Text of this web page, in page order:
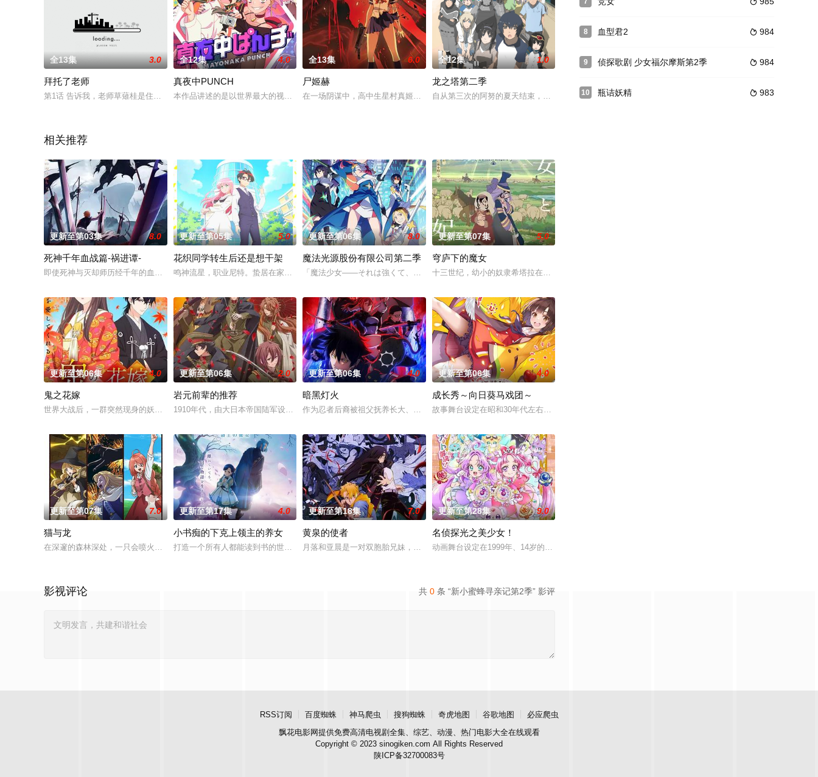
全13集 3.0
拜托了老师
第1话 告诉我，老师草薙桂是住在某个乡下的高中一年级学生，他在某个夜晚目击了一艘宇宙船
全12集 4.0
真夜中PUNCH
本作品讲述的是以世界最大的视频投稿网站“NewTube”为舞台活动的“NewTuber
全13集 6.0
尸姬赫
在一场阴谋中，高中生星村真姬娜（秋山奈奈 配音）及其全家被名为“七星”的神秘组织全数杀
全12集 1.0
龙之塔第二季
自从第三次的阿努的夏天结束，基鲁与法提娜由塔的顶峰送回起点“塔内都市”梅斯克亚，时间不
相关推荐
更新至第03集 8.0
死神千年血战篇-祸进谭-
即使死神与灭却师历经千年的血战尽头，毁灭的未来已隐约可见──王族特务·零番队迎击企图侵
更新至第05集 5.0
花织同学转生后还是想干架
鸣神流星，职业尼特。蛰居在家沉迷游戏度日，实际上却在某个不为人知的世界曾担任魔王！而此
更新至第06集 8.0
魔法光源股份有限公司第二季
「魔法少女――それは強くて、格好良くて、しなやかで。誰もが憧れて、高給取りで、人気が高
更新至第07集 5.0
穹庐下的魔女
十三世纪，幼小的奴隶希塔拉在伊朗东部城市图斯被奴隶商委托给一个学者辈出的家族进行教育。
更新至第06集 4.0
鬼之花嫁
世界大战后，一群突然现身的妖怪帮助日本复兴，他们由此站在了权力顶端。妖怪们偶尔会在人类
更新至第06集 2.0
岩元前辈的推荐
1910年代，由大日本帝国陆军设立的学校——陆军栖凤中学。这是一个为获取可用于军事的超
更新至第06集 4.0
暗黑灯火
作为忍者后裔被祖父抚养长大、拥有与动物对话能力的高中生·我妻二郎，某日在森林中遇见了受
更新至第06集 4.0
成长秀～向日葵马戏团～
故事舞台设定在昭和30年代左右的日本，正值高度经济成长期，当时马戏团作为主要娱乐形式，
更新至第07集 7.0
猫与龙
在深邃的森林深处，一只会喷火的龙，与一群能操纵魔法的猫咪一同生活着。这只在出生前便失去
更新至第17集 4.0
小书痴的下克上领主的养女
打造一个所有人都能读到书的世界成为神殿的青衣见习巫女的梅茵，和路兹、多莉以及孤儿院的孩
更新至第18集 7.0
黄泉的使者
月落和亚晨是一对双胞胎兄妹，他们在一个与世隔绝的深山小村落里出生，被称为“分隔夜与昼的
更新至第28集 9.0
名侦探光之美少女！
动画舞台设定在1999年、14岁的明智安娜从2027年穿越回1999年的真未来市、在那
共 0 条 “新小蜜蜂寻亲记第2季” 影评
影视评论
8  984
血型君2
9  984
侦探歌剧 少女福尔摩斯第2季
10  983
瓶诘妖精
RSS订阅 百度蜘蛛 神马爬虫 搜狗蜘蛛 奇虎地图 谷歌地图
必应爬虫
飘花电影网提供免费高清电视剧全集、综艺、动漫、热门电影大全在线观看
Copyright © 2023 sinogiken.com All Rights Reserved
陕ICP备32700083号